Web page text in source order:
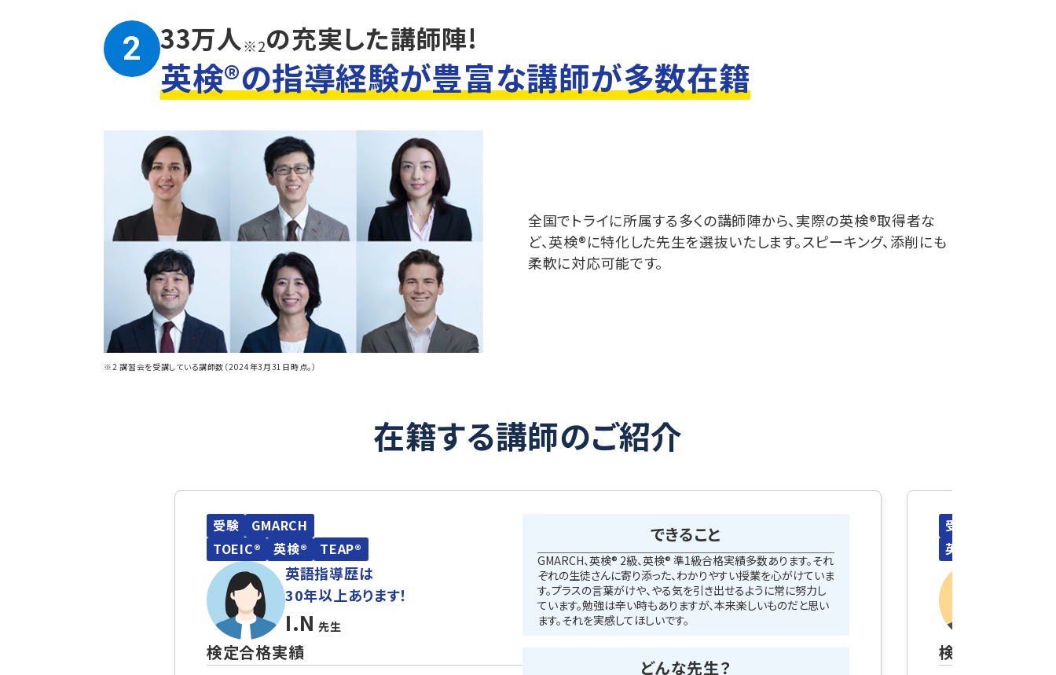
2 33万人※2の充実した講師陣!
英検®の指導経験が豊富な講師が多数在籍
全国でトライに所属する多くの講師陣から、実際の英検®取得者な
ど、英検®に特化した先生を選抜いたします。スピーキング、添削にも
柔軟に対応可能です。
※2 講習会を受講している講師数（2024年3月31日時点。）
在籍する講師のご紹介
受験
GMARCH
TOEIC®
英検® TEAP®
英語指導歴は
30年以上あります！
I.N 先生
検定合格実績
できること
GMARCH、英検® 2級、英検® 準1級合格実績多数あります。それ
ぞれの生徒さんに寄り添った、わかりやすい授業を心がけていま
す。プラスの言葉がけや、やる気を引き出せるように常に努力し
ています。勉強は辛い時もありますが、本来楽しいものだと思い
ます。それを実感してほしいです。
どんな先生？
受験
英検®
検定合格実績